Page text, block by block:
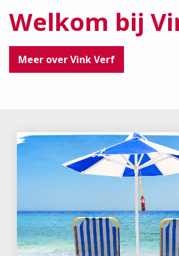
Welkom bij
Meer over Vink Verf